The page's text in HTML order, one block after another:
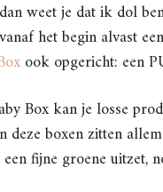
weet je dat ik dol
het begin alvast
ook opgericht: een
Box kan je losse
deze boxen zitten
fijne groene uitzet,